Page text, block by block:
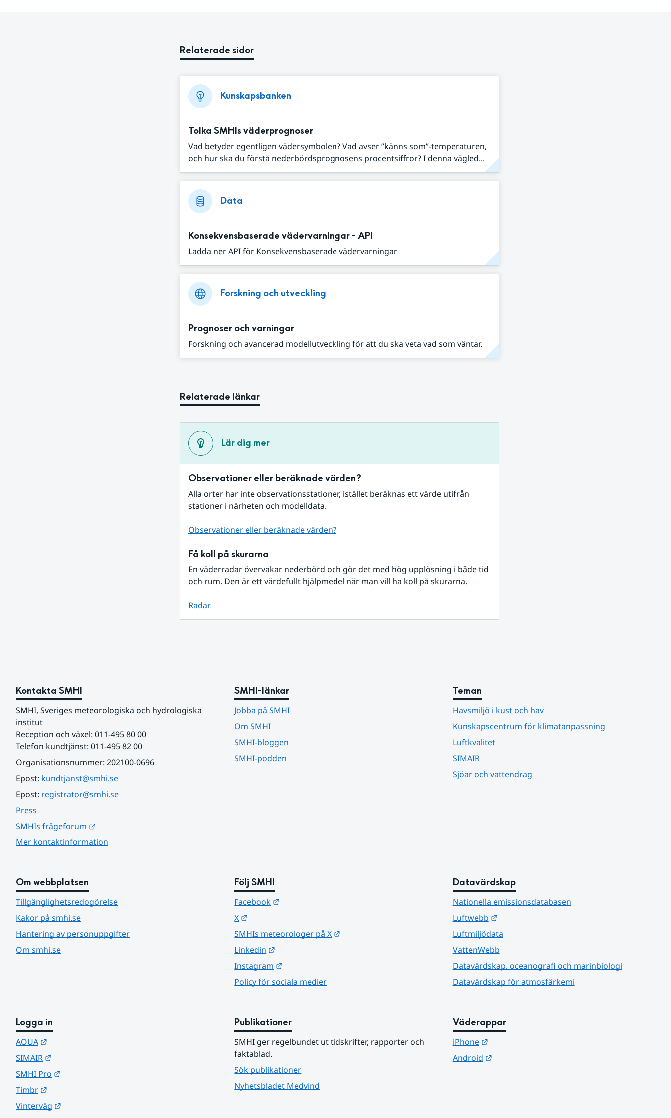
Relaterade sidor
Kunskapsbanken
Tolka SMHIs väderprognoser
Vad betyder egentligen vädersymbolen? Vad avser ”känns som”-temperaturen,
och hur ska du förstå nederbördsprognosens procentsiffror? I denna vägled...
Data
Konsekvensbaserade vädervarningar - API
Ladda ner API för Konsekvensbaserade vädervarningar
Forskning och utveckling
Prognoser och varningar
Forskning och avancerad modellutveckling för att du ska veta vad som väntar.
Relaterade länkar
Lär dig mer
Observationer eller beräknade värden?
Alla orter har inte observationsstationer, istället beräknas ett värde utifrån
stationer i närheten och modelldata.
Observationer eller beräknade värden?
Få koll på skurarna
En väderradar övervakar nederbörd och gör det med hög upplösning i både tid
och rum. Den är ett värdefullt hjälpmedel när man vill ha koll på skurarna.
Radar
Kontakta SMHI
SMHI, Sveriges meteorologiska och hydrologiska
institut
Reception och växel: 011-495 80 00
Telefon kundtjänst: 011-495 82 00
Organisationsnummer: 202100-0696
Epost: kundtjanst@smhi.se
Epost: registrator@smhi.se
Press
SMHIs frågeforum
Mer kontaktinformation
SMHI-länkar
Jobba på SMHI
Om SMHI
SMHI-bloggen
SMHI-podden
Teman
Havsmiljö i kust och hav
Kunskapscentrum för klimatanpassning
Luftkvalitet
SIMAIR
Sjöar och vattendrag
Om webbplatsen
Tillgänglighetsredogörelse
Kakor på smhi.se
Hantering av personuppgifter
Om smhi.se
Följ SMHI
Facebook
X
SMHIs meteorologer på X
Linkedin
Instagram
Policy för sociala medier
Datavärdskap
Nationella emissionsdatabasen
Luftwebb
Länk till annan webbplats.
Luftmiljödata
VattenWebb
Datavärdskap, oceanografi och marinbiologi
Datavärdskap för atmosfärkemi
Logga in
AQUA
SIMAIR
SMHI Pro
Timbr
Vinterväg
Publikationer
SMHI ger regelbundet ut tidskrifter, rapporter och
faktablad.
Sök publikationer
Nyhetsbladet Medvind
Väderappar
iPhone
Länk till annan webbplats.
Android
Länk till annan webbplats.